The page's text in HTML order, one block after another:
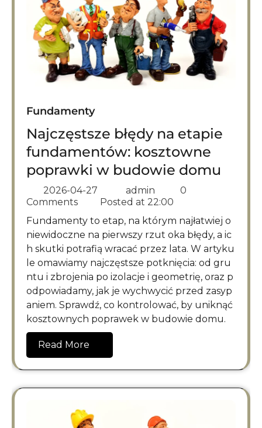
Fundamenty
Najczęstsze błędy na etapie
fundamentów: kosztowne
poprawki w budowie domu
2026-04-27 admin
0
Comments
Posted at 22:00
Fundamenty to etap, na którym najłatwiej o
niewidoczne na pierwszy rzut oka błędy, a ic
h skutki potrafią wracać przez lata. W artyku
le omawiamy najczęstsze potknięcia: od gru
ntu i zbrojenia po izolacje i geometrię, oraz p
odpowiadamy, jak je wychwycić przed zasyp
aniem. Sprawdź, co kontrolować, by uniknąć
kosztownych poprawek w budowie domu.
Read More